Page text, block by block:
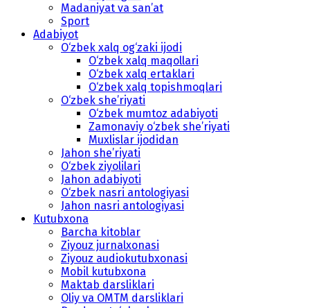
Madaniyat va san’at
Sport
Adabiyot
O‘zbek xalq og‘zaki ijodi
O‘zbek xalq maqollari
O‘zbek xalq ertaklari
O‘zbek xalq topishmoqlari
O‘zbek she’riyati
O‘zbek mumtoz adabiyoti
Zamonaviy o‘zbek she’riyati
Muxlislar ijodidan
Jahon she’riyati
O‘zbek ziyolilari
Jahon adabiyoti
O‘zbek nasri antologiyasi
Jahon nasri antologiyasi
Kutubxona
Barcha kitoblar
Ziyouz jurnalxonasi
Ziyouz audiokutubxonasi
Mobil kutubxona
Maktab darsliklari
Oliy va OMTM darsliklari